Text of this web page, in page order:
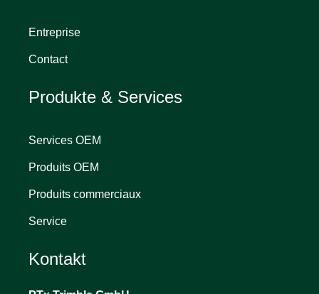
Entreprise
Contact
Produkte & Services
Services OEM
Produits OEM
Produits commerciaux
Service
Kontakt